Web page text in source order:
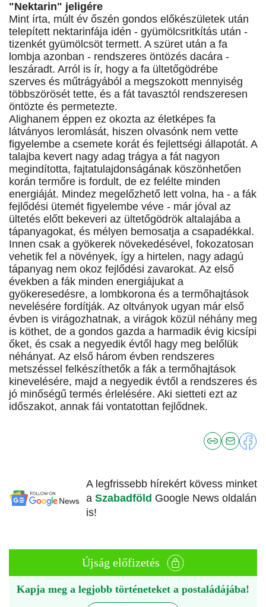
"Nektarin" jeligére
Mint írta, múlt év őszén gondos előkészületek után
telepített nektarinfája idén - gyümölcsritkítás után -
tizenkét gyümölcsöt termett. A szüret után a fa
lombja azonban - rendszeres öntözés dacára -
leszáradt. Arról is ír, hogy a fa ültetőgödrébe
szerves és műtrágyából a megszokott mennyiség
többszörösét tette, és a fát tavasztól rendszeresen
öntözte és permetezte.
Alighanem éppen ez okozta az életképes fa
látványos leromlását, hiszen olvasónk nem vette
figyelembe a csemete korát és fejlettségi állapotát. A
talajba kevert nagy adag trágya a fát nagyon
megindította, fajtatulajdonságának köszönhetően
korán termőre is fordult, de ez felélte minden
energiáját. Mindez megelőzhető lett volna, ha - a fák
fejlődési ütemét figyelembe véve - már jóval az
ültetés előtt bekeveri az ültetőgödrök altalajába a
tápanyagokat, és mélyen bemosatja a csapadékkal.
Innen csak a gyökerek növekedésével, fokozatosan
vehetik fel a növények, így a hirtelen, nagy adagú
tápanyag nem okoz fejlődési zavarokat. Az első
években a fák minden energiájukat a
gyökeresedésre, a lombkorona és a termőhajtások
nevelésére fordítják. Az oltványok ugyan már első
évben is virágozhatnak, a virágok közül néhány meg
is köthet, de a gondos gazda a harmadik évig kicsípi
őket, és csak a negyedik évtől hagy meg belőlük
néhányat. Az első három évben rendszeres
metszéssel felkészíthetők a fák a termőhajtások
kinevelésére, majd a negyedik évtől a rendszeres és
jó minőségű termés érlelésére. Aki sietteti ezt az
időszakot, annak fái vontatottan fejlődnek.
A legfrissebb hírekért kövess minket
a Szabadföld Google News oldalán
is!
Újság előfizetés
Kapja meg a legjobb történeteket a postaládájába!